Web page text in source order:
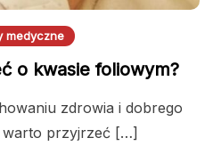
medyczne
o kwasie foliowym?
zdrowia i dobrego
warto przyjrzeć […]